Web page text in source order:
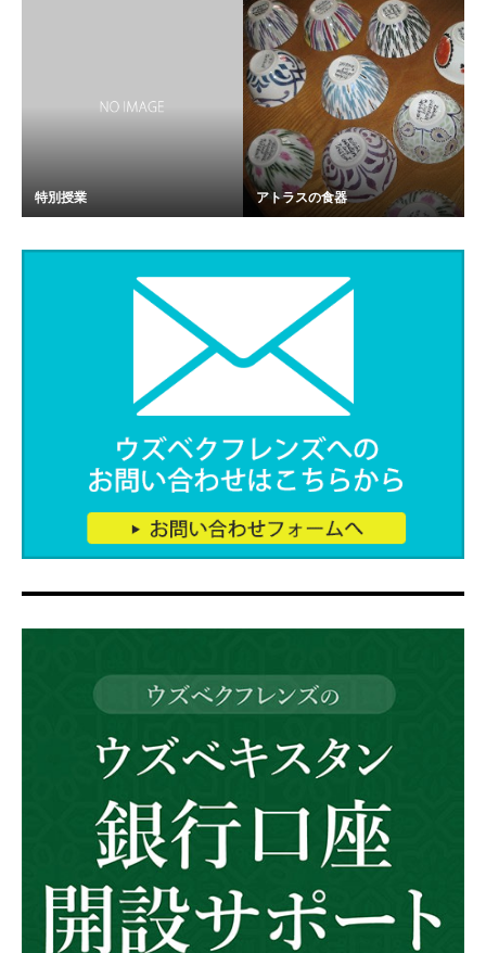
特別授業 アトラスの食器